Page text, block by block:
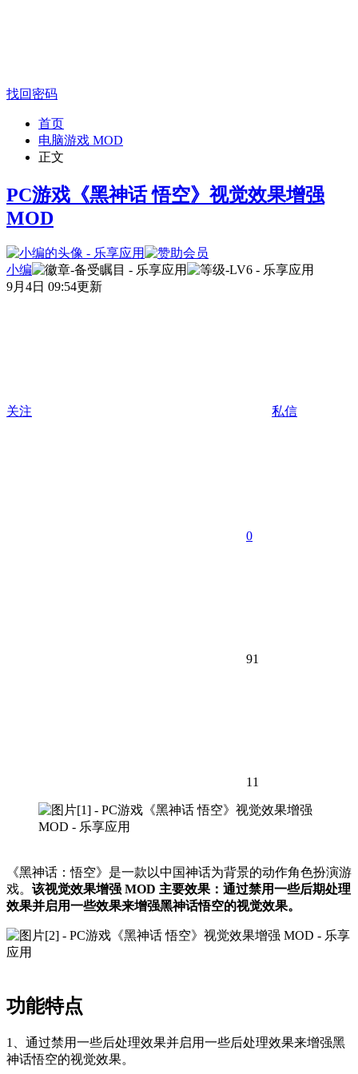
找回密码
首页
电脑游戏 MOD
正文
PC游戏《黑神话 悟空》视觉效果增强
MOD
小编
9月4日 09:54更新
关注 私信
0
91
11
《黑神话：悟空》是一款以中国神话为背景的动作角色扮演游
戏。 该视觉效果增强 MOD 主要效果：通过禁用一些后期处理
效果并启用一些效果来增强黑神话悟空的视觉效果。
功能特点
1、通过禁用一些后处理效果并启用一些后处理效果来增强黑
神话悟空的视觉效果。